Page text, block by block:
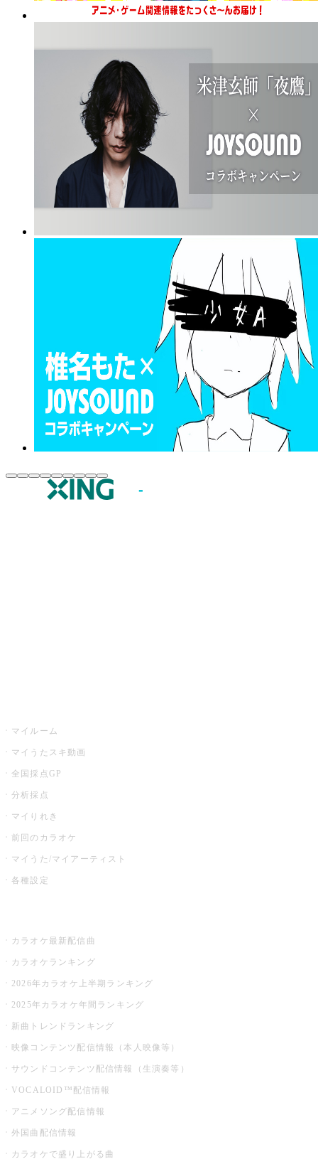
マイルーム
マイうたスキ動画
全国採点GP
分析採点
マイりれき
前回のカラオケ
マイうた/マイアーティスト
各種設定
カラオケ最新配信曲
カラオケランキング
2026年カラオケ上半期ランキング
2025年カラオケ年間ランキング
新曲トレンドランキング
映像コンテンツ配信情報（本人映像等）
サウンドコンテンツ配信情報（生演奏等）
VOCALOID™配信情報
アニメソング配信情報
外国曲配信情報
カラオケで盛り上がる曲